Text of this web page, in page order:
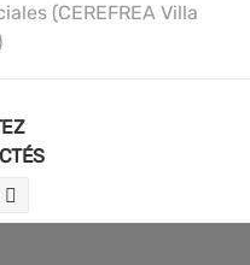
(CEREFREA Villa